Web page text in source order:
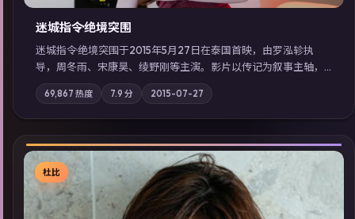
迷城指令·绝境突围
迷城指令·绝境突围于2015年5月27日在泰国首映，由罗泓轸执
导，周冬雨、宋康昊、绫野刚等主演。影片以传记为叙事主轴，
记忆碎片重组后，主角发现自己从未活过“真实”的一天；摄影与
配乐强化地域气质；站内亦可通过「国产免费观看高清电视剧在
线看」延展检索同类型高分佳作，畅享高清在线追剧体验。
69,867 热度 7.9 分 2015-07-27
杜比